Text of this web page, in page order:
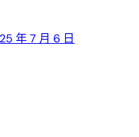
年 7 月 6 日